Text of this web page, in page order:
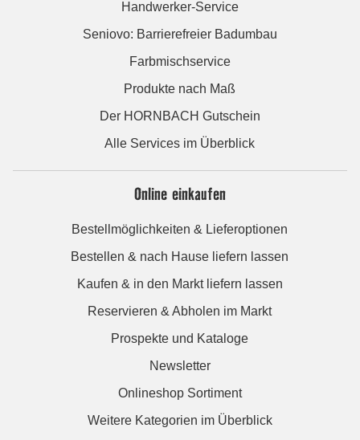
Handwerker-Service
Seniovo: Barrierefreier Badumbau
Farbmischservice
Produkte nach Maß
Der HORNBACH Gutschein
Alle Services im Überblick
Online einkaufen
Bestellmöglichkeiten & Lieferoptionen
Bestellen & nach Hause liefern lassen
Kaufen & in den Markt liefern lassen
Reservieren & Abholen im Markt
Prospekte und Kataloge
Newsletter
Onlineshop Sortiment
Weitere Kategorien im Überblick